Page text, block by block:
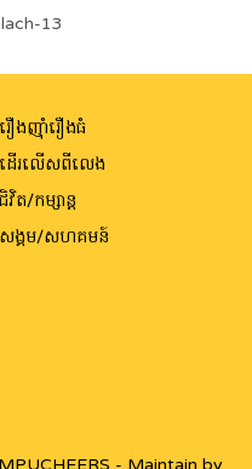
13
រឿងញ៉ាំរឿងធំ
ដើរលើសពីលេង
ជិវិត/កម្សាន្ត
សង្គម/សហគមន៍
- Maintain by